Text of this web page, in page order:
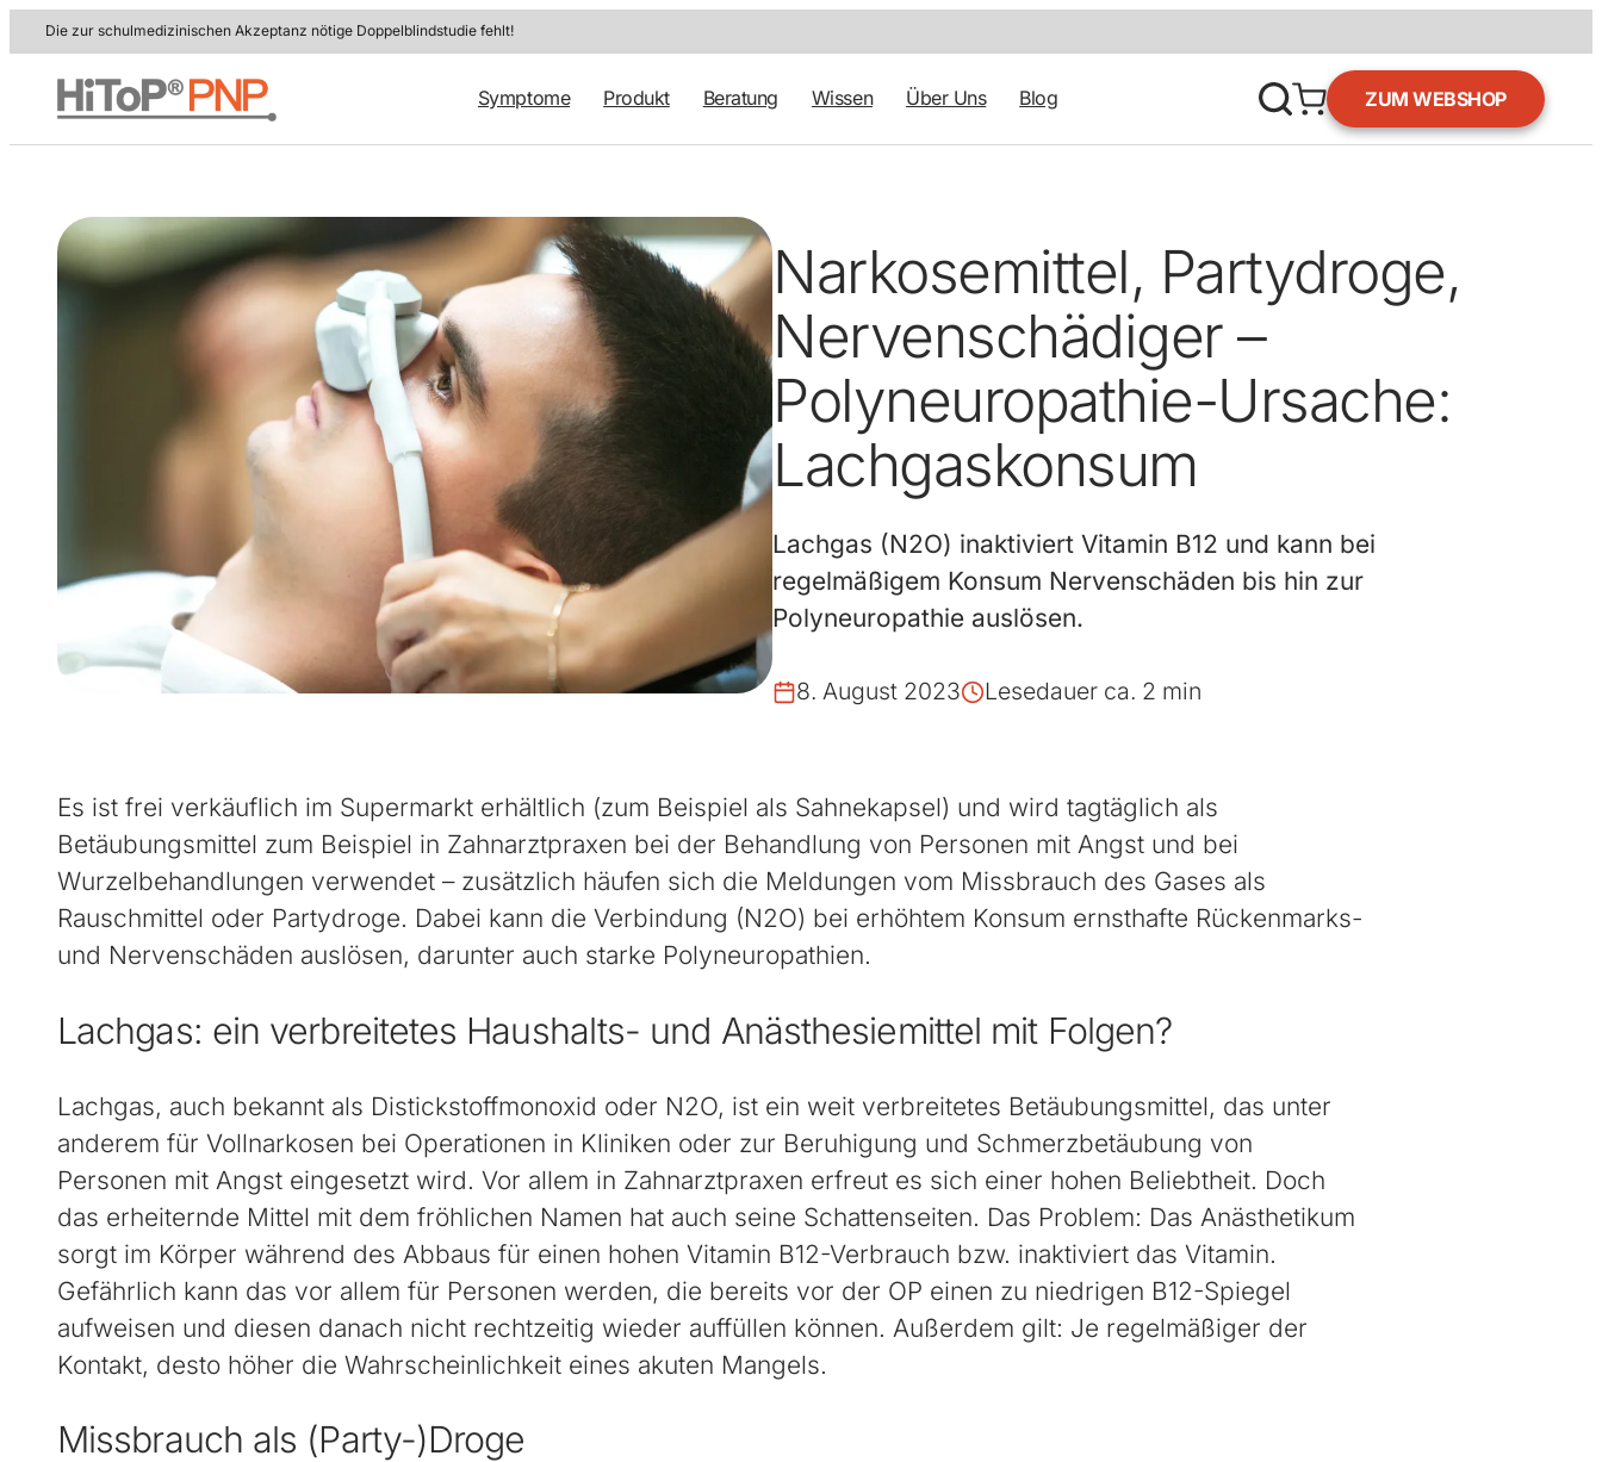
Zum
Inhalt
springen
Die zur schulmedizinischen Akzeptanz nötige Doppelblindstudie fehlt!
Symptome Produkt Beratung Wissen Über Uns Blog ZUM WEBSHOP
Narkosemittel, Partydroge,
Nervenschädiger –
Polyneuropathie-Ursache:
Lachgaskonsum
Lachgas (N2O) inaktiviert Vitamin B12 und kann bei
regelmäßigem Konsum Nervenschäden bis hin zur
Polyneuropathie auslösen.
8. August 2023 Lesedauer ca. 2 min
Es ist frei verkäuflich im Supermarkt erhältlich (zum Beispiel als Sahnekapsel) und wird tagtäglich als
Betäubungsmittel zum Beispiel in Zahnarztpraxen bei der Behandlung von Personen mit Angst und bei
Wurzelbehandlungen verwendet – zusätzlich häufen sich die Meldungen vom Missbrauch des Gases als
Rauschmittel oder Partydroge. Dabei kann die Verbindung (N2O) bei erhöhtem Konsum ernsthafte Rückenmarks-
und Nervenschäden auslösen, darunter auch starke Polyneuropathien.
Lachgas: ein verbreitetes Haushalts- und Anästhesiemittel mit Folgen?
Lachgas, auch bekannt als Distickstoffmonoxid oder N2O, ist ein weit verbreitetes Betäubungsmittel, das unter
anderem für Vollnarkosen bei Operationen in Kliniken oder zur Beruhigung und Schmerzbetäubung von
Personen mit Angst eingesetzt wird. Vor allem in Zahnarztpraxen erfreut es sich einer hohen Beliebtheit. Doch
das erheiternde Mittel mit dem fröhlichen Namen hat auch seine Schattenseiten. Das Problem: Das Anästhetikum
sorgt im Körper während des Abbaus für einen hohen Vitamin B12-Verbrauch bzw. inaktiviert das Vitamin.
Gefährlich kann das vor allem für Personen werden, die bereits vor der OP einen zu niedrigen B12-Spiegel
aufweisen und diesen danach nicht rechtzeitig wieder auffüllen können. Außerdem gilt: Je regelmäßiger der
Kontakt, desto höher die Wahrscheinlichkeit eines akuten Mangels.
Missbrauch als (Party-)Droge